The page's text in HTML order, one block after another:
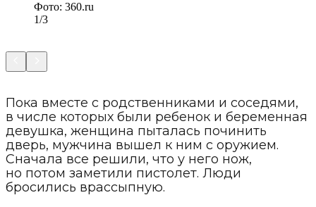
Фото: 360.ru
1/3
Пока вместе с родственниками и соседями,
в числе которых были ребенок и беременная
девушка, женщина пыталась починить
дверь, мужчина вышел к ним с оружием.
Сначала все решили, что у него нож,
но потом заметили пистолет. Люди
бросились врассыпную.